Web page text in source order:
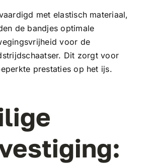
met elastisch materiaal,
de bandjes optimale
voor de
Dit zorgt voor
prestaties op het ijs.